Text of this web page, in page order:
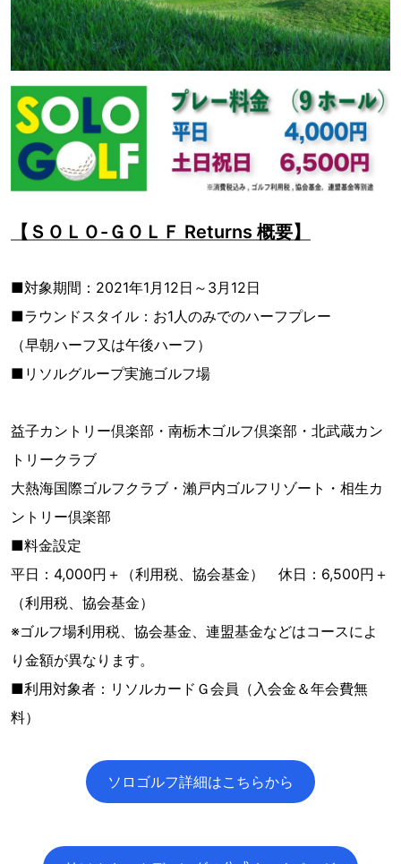
【ＳＯＬＯ-ＧＯＬＦ Returns 概要】
■対象期間：2021年1月12日～3月12日
■ラウンドスタイル：お1人のみでのハーフプレー
（早朝ハーフ又は午後ハーフ）
■リソルグループ実施ゴルフ場
益子カントリー倶楽部・南栃木ゴルフ倶楽部・北武蔵カン
トリークラブ
大熱海国際ゴルフクラブ・瀨戸内ゴルフリゾート・相生カ
ントリー倶楽部
■料金設定
平日：4,000円＋（利用税、協会基金） 休日：6,500円＋
（利用税、協会基金）
※ゴルフ場利用税、協会基金、連盟基金などはコースによ
り金額が異なります。
■利用対象者：リソルカードＧ会員（入会金＆年会費無
料）
ソロゴルフ詳細はこちらから